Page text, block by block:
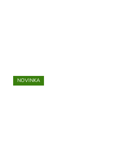
NOVINKA